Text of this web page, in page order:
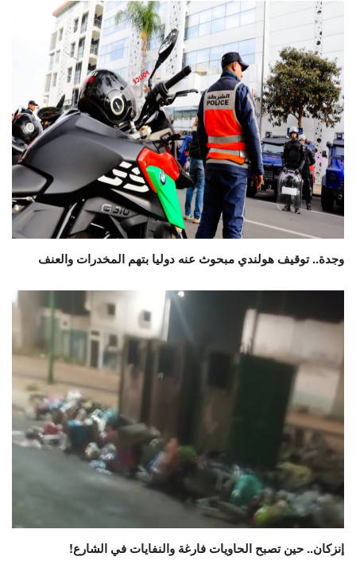
وجدة.. توقيف هولندي مبحوث عنه دوليا بتهم المخدرات والعنف
إنزكان.. حين تصبح الحاويات فارغة والنفايات في الشارع!